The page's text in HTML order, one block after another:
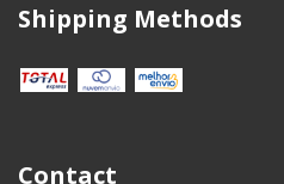
Shipping Methods
Contact